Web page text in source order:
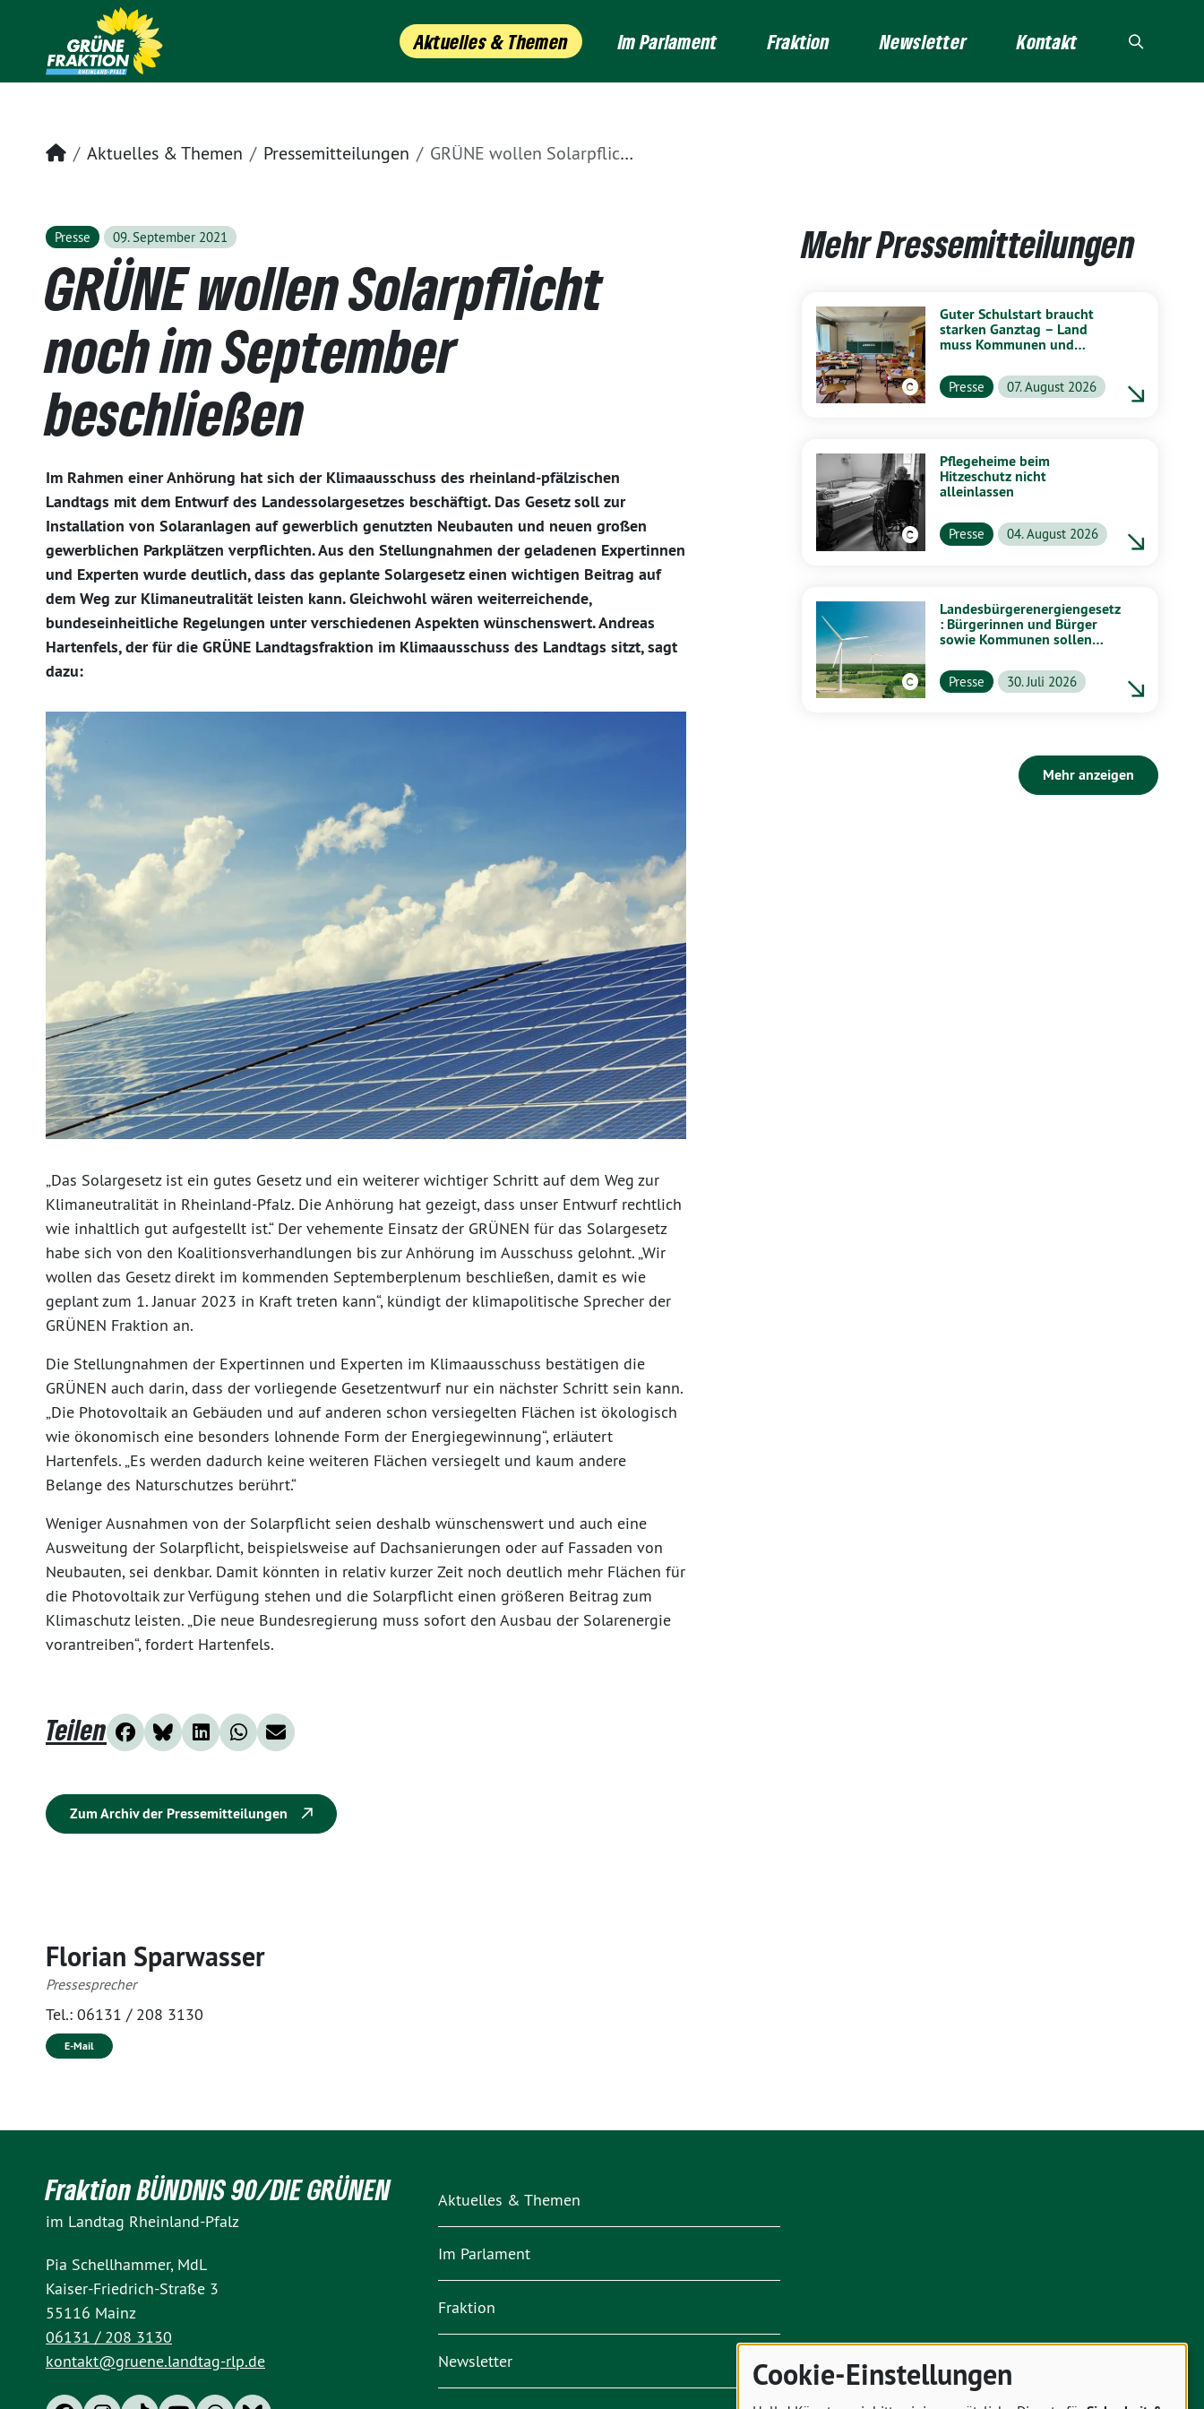
Aktuelles & Themen Im Parlament Fraktion Newsletter Kontakt
Startseite
Aktuelles & Themen Pressemitteilungen GRÜNE wollen Solarpflicht noch im September beschließen
Presse 09. September 2021
GRÜNE wollen Solarpflicht
noch im September
beschließen
Im Rahmen einer Anhörung hat sich der Klimaausschuss des rheinland-pfälzischen
Landtags mit dem Entwurf des Landessolargesetzes beschäftigt. Das Gesetz soll zur
Installation von Solaranlagen auf gewerblich genutzten Neubauten und neuen großen
gewerblichen Parkplätzen verpflichten. Aus den Stellungnahmen der geladenen Expertinnen
und Experten wurde deutlich, dass das geplante Solargesetz einen wichtigen Beitrag auf
dem Weg zur Klimaneutralität leisten kann. Gleichwohl wären weiterreichende,
bundeseinheitliche Regelungen unter verschiedenen Aspekten wünschenswert. Andreas
Hartenfels, der für die GRÜNE Landtagsfraktion im Klimaausschuss des Landtags sitzt, sagt
dazu:
„Das Solargesetz ist ein gutes Gesetz und ein weiterer wichtiger Schritt auf dem Weg zur
Klimaneutralität in Rheinland-Pfalz. Die Anhörung hat gezeigt, dass unser Entwurf rechtlich
wie inhaltlich gut aufgestellt ist.“ Der vehemente Einsatz der GRÜNEN für das Solargesetz
habe sich von den Koalitionsverhandlungen bis zur Anhörung im Ausschuss gelohnt. „Wir
wollen das Gesetz direkt im kommenden Septemberplenum beschließen, damit es wie
geplant zum 1. Januar 2023 in Kraft treten kann“, kündigt der klimapolitische Sprecher der
GRÜNEN Fraktion an.
Die Stellungnahmen der Expertinnen und Experten im Klimaausschuss bestätigen die
GRÜNEN auch darin, dass der vorliegende Gesetzentwurf nur ein nächster Schritt sein kann.
„Die Photovoltaik an Gebäuden und auf anderen schon versiegelten Flächen ist ökologisch
wie ökonomisch eine besonders lohnende Form der Energiegewinnung“, erläutert
Hartenfels. „Es werden dadurch keine weiteren Flächen versiegelt und kaum andere
Belange des Naturschutzes berührt.“
Weniger Ausnahmen von der Solarpflicht seien deshalb wünschenswert und auch eine
Ausweitung der Solarpflicht, beispielsweise auf Dachsanierungen oder auf Fassaden von
Neubauten, sei denkbar. Damit könnten in relativ kurzer Zeit noch deutlich mehr Flächen für
die Photovoltaik zur Verfügung stehen und die Solarpflicht einen größeren Beitrag zum
Klimaschutz leisten. „Die neue Bundesregierung muss sofort den Ausbau der Solarenergie
vorantreiben“, fordert Hartenfels.
Teilen
Zum Archiv der Pressemitteilungen
Mehr Pressemitteilungen
Guter Schulstart braucht
starken Ganztag – Land
muss Kommunen und
Presse 07. August 2026
Pflegeheime beim
Hitzeschutz nicht
alleinlassen
Presse 04. August 2026
Landesbürgerenergiengesetz
: Bürgerinnen und Bürger
sowie Kommunen sollen
profitieren
Presse 30. Juli 2026
Mehr anzeigen
Florian Sparwasser
Pressesprecher
Tel.: 06131 / 208 3130
E-Mail
Fraktion BÜNDNIS 90/DIE GRÜNEN
im Landtag Rheinland-Pfalz
Pia Schellhammer, MdL
Kaiser-Friedrich-Straße 3
55116 Mainz
06131 / 208 3130
kontakt@gruene.landtag-rlp.de
Aktuelles & Themen
Im Parlament
Fraktion
Newsletter Cookie-Einstellungen